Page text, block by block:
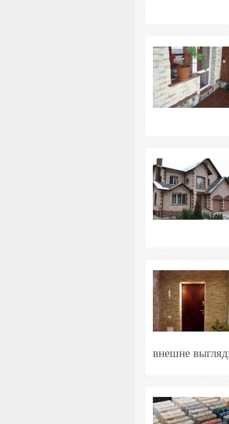
внешне